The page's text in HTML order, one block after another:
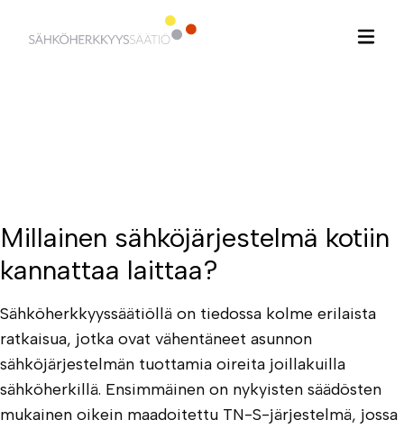
sisältöön
Millainen sähköjärjestelmä kotiin
kannattaa laittaa?
Sähköherkkyyssäätiöllä on tiedossa kolme erilaista
ratkaisua, jotka ovat vähentäneet asunnon
sähköjärjestelmän tuottamia oireita joillakuilla
sähköherkillä. Ensimmäinen on nykyisten säädösten
mukainen oikein maadoitettu TN-S-järjestelmä, jossa